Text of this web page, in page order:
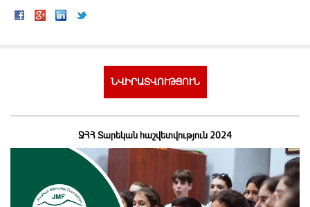
ՆՎԻՐԱՏՎՈՒԹՅՈՒՆ
ՋՀՀ Տարեկան հաշվետվություն 2024